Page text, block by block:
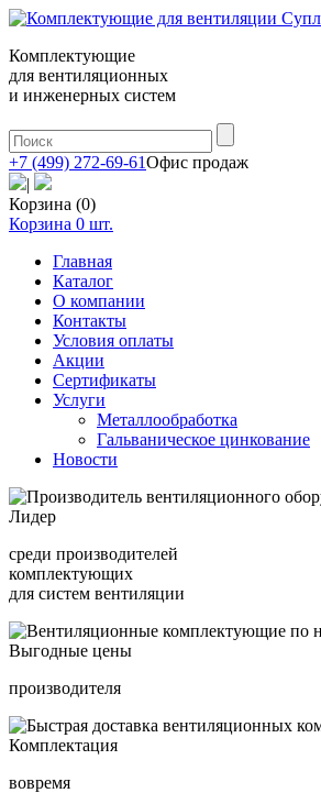
Комплектующие
для вентиляционных
и инженерных систем
+7 (499) 272-69-61Офис продаж
|
Корзина (0)
Корзина 0 шт.
Главная
Каталог
О компании
Контакты
Условия оплаты
Акции
Сертификаты
Услуги
Металлообработка
Гальваническое цинкование
Новости
Лидер
среди производителей
комплектующих
для систем вентиляции
Выгодные цены
производителя
Комплектация
вовремя